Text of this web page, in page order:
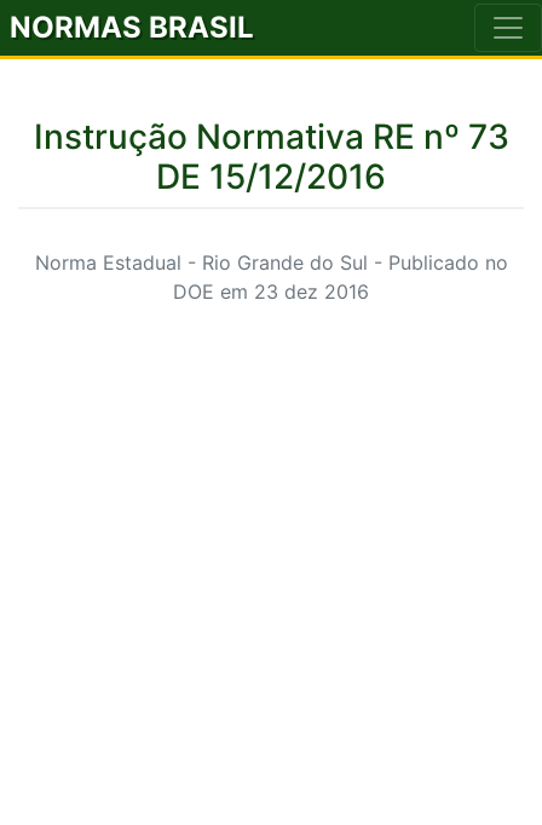
NORMAS BRASIL
Instrução Normativa RE nº 73
DE 15/12/2016
Norma Estadual - Rio Grande do Sul - Publicado no
DOE em 23 dez 2016